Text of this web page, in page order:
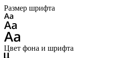
Размер шрифта
Цвет фона и шрифта